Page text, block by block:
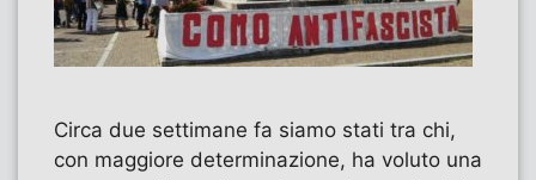
Circa due settimane fa siamo stati tra chi,
con maggiore determinazione, ha voluto una